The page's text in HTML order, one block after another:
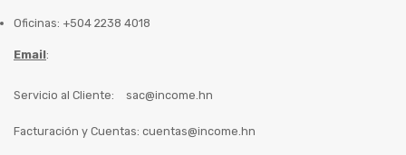
Oficinas: +504 2238 4018
Email:
Servicio al Cliente: sac@income.hn
Facturación y Cuentas: cuentas@income.hn